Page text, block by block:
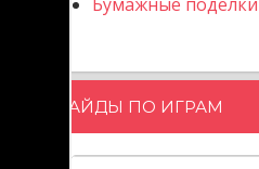
ГАЙДЫ ПО ИГРАМ